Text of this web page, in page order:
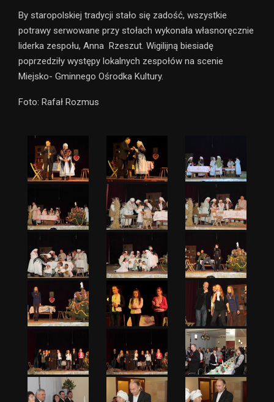
By staropolskiej tradycji stało się zadość, wszystkie
potrawy serwowane przy stołach wykonała własnoręcznie
liderka zespołu, Anna Rzeszut. Wigilijną biesiadę
poprzedziły występy lokalnych zespołów na scenie
Miejsko- Gminnego Ośrodka Kultury.
Foto: Rafał Rozmus